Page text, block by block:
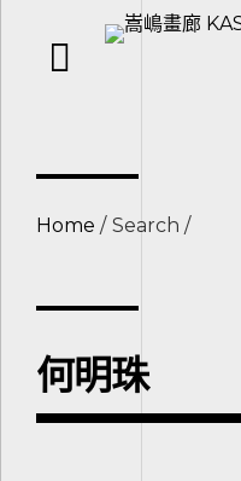
Home Search
何明珠